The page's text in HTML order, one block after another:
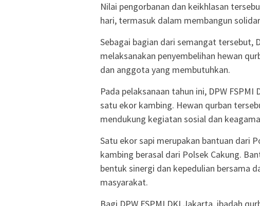
Nilai pengorbanan dan keikhlasan
hari, termasuk dalam membangun
Sebagai bagian dari semangat tersebut,
melaksanakan penyembelihan hewan
dan anggota yang membutuhkan.
Pada pelaksanaan tahun ini, DPW
satu ekor kambing. Hewan qurban
mendukung kegiatan sosial dan
Satu ekor sapi merupakan bantuan dari
kambing berasal dari Polsek Cakung.
bentuk sinergi dan kepedulian bersama
masyarakat.